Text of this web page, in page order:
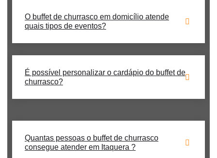
O buffet de churrasco em domicílio atende
quais tipos de eventos?
É possível personalizar o cardápio do buffet de
churrasco?
Quantas pessoas o buffet de churrasco
consegue atender em Itaquera ?